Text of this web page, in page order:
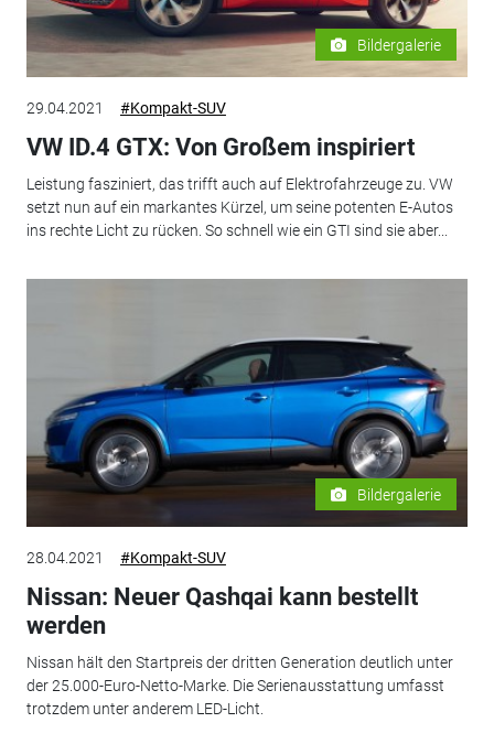
Bildergalerie
29.04.2021 #Kompakt-SUV
VW ID.4 GTX: Von Großem inspiriert
Leistung fasziniert, das trifft auch auf Elektrofahrzeuge zu. VW
setzt nun auf ein markantes Kürzel, um seine potenten E-Autos
ins rechte Licht zu rücken. So schnell wie ein GTI sind sie aber...
Bildergalerie
28.04.2021 #Kompakt-SUV
Nissan: Neuer Qashqai kann bestellt
werden
Nissan hält den Startpreis der dritten Generation deutlich unter
der 25.000-Euro-Netto-Marke. Die Serienausstattung umfasst
trotzdem unter anderem LED-Licht.